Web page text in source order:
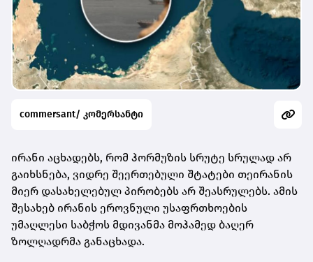
commersant/ კომერსანტი
ირანი აცხადებს, რომ ჰორმუზის სრუტე სრულად არ
გაიხსნება, ვიდრე შეერთებული შტატები თეირანის
მიერ დასახელებულ პირობებს არ შეასრულებს. ამის
შესახებ ირანის ეროვნული უსაფრთხოების
უმაღლესი საბჭოს მდივანმა მოჰამედ ბაღერ
ზოლღადრმა განაცხადა.